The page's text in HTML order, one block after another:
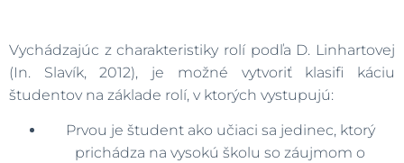
Vychádzajúc z charakteristiky rolí podľa D. Linhartovej
(In. Slavík, 2012), je možné vytvoriť klasifi káciu
študentov na základe rolí, v ktorých vystupujú:
Prvou je študent ako učiaci sa jedinec, ktorý
prichádza na vysokú školu so záujmom o